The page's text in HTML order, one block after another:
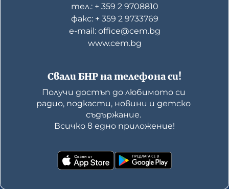
Свали БНР на телефона си!
Получи достъп до любимото си
радио, подкасти, новини и детско
съдържание.
Всичко в едно приложение!
тел.: + 359 2 9708810
факс: + 359 2 9733769
е-mail: office@cem.bg
www.cem.bg